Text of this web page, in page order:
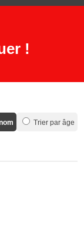
!
Trier par âge